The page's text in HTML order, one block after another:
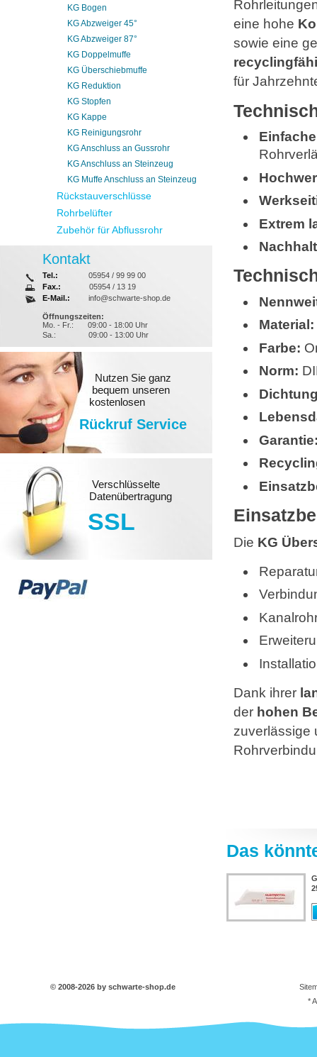
eine hohe
sowie eine
für
Extrem
Material:
Farbe:
Norm:
Die KG
Dank ihrer
der hohen
zuverlässige
Das
KG Bogen
KG Abzweiger 45°
KG Abzweiger 87°
KG Doppelmuffe
KG Überschiebmuffe
KG Reduktion
KG Stopfen
KG Kappe
KG Reinigungsrohr
KG Anschluss an Gussrohr
KG Anschluss an Steinzeug
KG Muffe Anschluss an Steinzeug
Rückstauverschlüsse
Rohrbelüfter
Zubehör für Abflussrohr
Kontakt
Tel.:
05954 / 99 99 00
Fax.:
05954 / 13 19
E-Mail.:
info@schwarte-shop.de
Öffnungszeiten:
Mo. - Fr.:
09:00 - 18:00 Uhr
Sa.:
09:00 - 13:00 Uhr
Nutzen Sie ganz
bequem unseren
kostenlosen
Rückruf Service
Verschlüsselte
Datenübertragung
SSL
© 2008-2026 by schwarte-shop.de
*